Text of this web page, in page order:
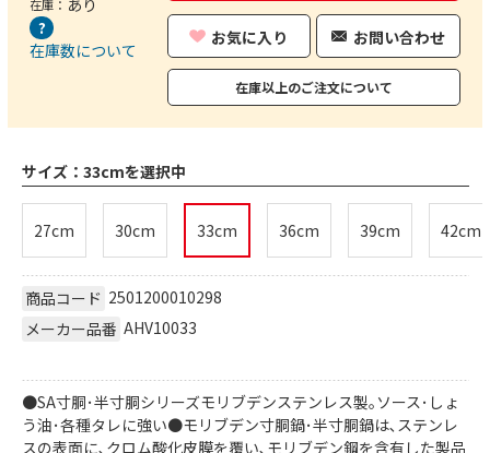
在庫：
在庫数について
お気に入り お問い合わせ
在庫以上のご注文について
サイズ： 33cmを選択中
27cm 30cm 33cm 36cm 39cm 42cm
商品コード 2501200010298
メーカー品番 AHV10033
●SA寸胴･半寸胴シリーズモリブデンステンレス製｡ソース･しょ
う油･各種タレに強い●モリブデン寸胴鍋･半寸胴鍋は､ステンレ
スの表面に､クロム酸化皮膜を覆い､モリブデン鋼を含有した製品